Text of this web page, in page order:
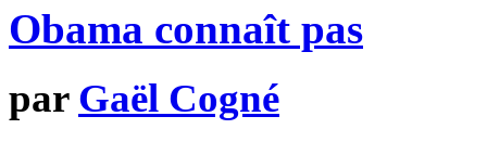
Obama connaît pas
par Gaël Cogné